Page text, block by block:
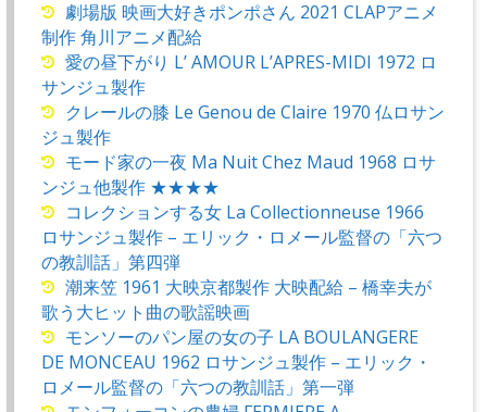
劇場版 映画大好きポンポさん 2021 CLAPアニメ
制作 角川アニメ配給
愛の昼下がり L’ AMOUR L’APRES-MIDI 1972 ロ
サンジュ製作
クレールの膝 Le Genou de Claire 1970 仏ロサン
ジュ製作
モード家の一夜 Ma Nuit Chez Maud 1968 ロサ
ンジュ他製作 ★★★★
コレクションする女 La Collectionneuse 1966
ロサンジュ製作 – エリック・ロメール監督の「六つ
の教訓話」第四弾
潮来笠 1961 大映京都製作 大映配給 – 橋幸夫が
歌う大ヒット曲の歌謡映画
モンソーのパン屋の女の子 LA BOULANGERE
DE MONCEAU 1962 ロサンジュ製作 – エリック・
ロメール監督の「六つの教訓話」第一弾